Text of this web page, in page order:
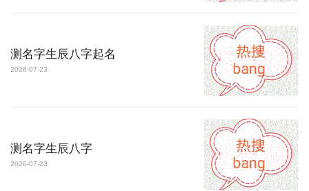
测名字生辰八字起名
2026-07-23
测名字生辰八字
2026-07-23